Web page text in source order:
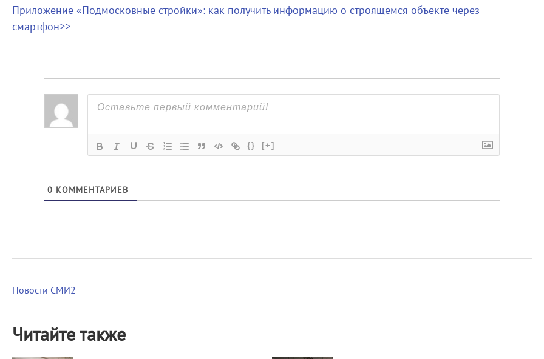
Приложение «Подмосковные стройки»: как получить информацию о строящемся объекте через
смартфон>>
{} [+]
0 КОММЕНТАРИЕВ
Новости СМИ2
Читайте также